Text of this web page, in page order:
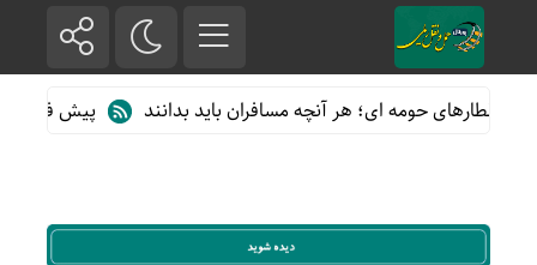
از قطارهای حومه ای؛ هر آنچه مسافران باید بدانند پیش فروش